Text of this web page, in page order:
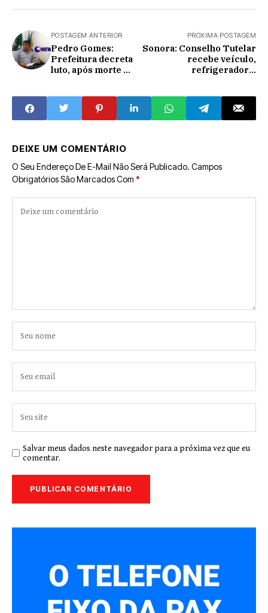
POSTAGEM ANTERIOR
Pedro Gomes:
Prefeitura decreta
luto, após morte de
PRÓXIMA POSTAGEM
Sonora: Conselho Tutelar
recebe veículo,
refrigerador e
DEIXE UM COMENTÁRIO
O Seu Endereço De E-Mail Não Será Publicado. Campos
Obrigatórios São Marcados Com *
Salvar meus dados neste navegador para a próxima vez que eu
comentar.